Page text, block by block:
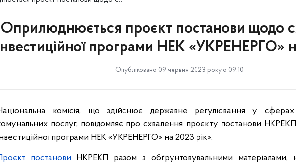
Оприлюднюється проєкт постанови щодо
програми НЕК «УКРЕНЕРГО»
Опубліковано 09 червня 2023 року о 09:10
комісія, що здійснює державне регулювання у
послуг, повідомляє про схвалення проєкту постанови
програми НЕК «УКРЕНЕРГО» на 2023 рік».
постанови НКРЕКП разом з обґрунтовувальними матеріалами,